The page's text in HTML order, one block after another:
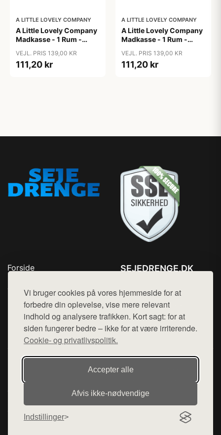
Vi bruger cookies på vores hjemmeside for at
forbedre din oplevelse, vise mere relevant
indhold og analysere trafikken. Kort sagt: for at
siden fungerer bedre – ikke for at være irriterende.
Cookie- og privatlivspolitik.
Accepter alle
Afvis ikke‑nødvendige
Indstillinger
A LITTLE LOVELY COMPANY
A Little Lovely Company
Madkasse - 1 Rum -
Robots
VEJL. PRIS 139,00 KR
111,20 kr
A LITTLE LOVELY COMPANY
A Little Lovely Company
Madkasse - 1 Rum -
Unicorn Dreams
VEJL. PRIS 139,00 KR
111,20 kr
Forside
Top Rabatter
Kontakt
SEJEDRENGE.DK
Mail: hej@want.dk
Cookie- og privatlivspolitik
Denne side er en del af want.dk, der udgiver en række
hjemmesider med præsentation af forskellige produkter fra
diverse webshops. Der sælges ikke varer fra denne side - vi
henviser til de shops, som sælger varen. Vi har heller ikke
varerne på lager.